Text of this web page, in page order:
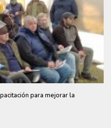
para mejorar la